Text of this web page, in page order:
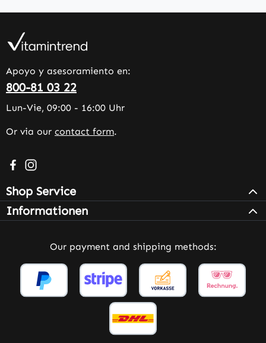
Apoyo y asesoramiento en:
800-81 03 22
Lun-Vie, 09:00 - 16:00 Uhr
Or via our contact form.
Visit us on Facebook – opens in a new browser tab
Check us out on Instagram – opens in a new
Shop Service
Informationen
Our payment and shipping methods: